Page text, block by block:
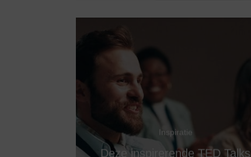
Inspiratie
Deze inspirerende TED Talks